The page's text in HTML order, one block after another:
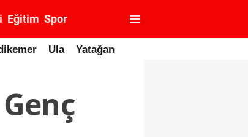
Eğitim Spor
Ula Yatağan